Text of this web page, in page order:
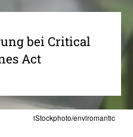
iStockphoto/enviromantic
bei Critical
Act